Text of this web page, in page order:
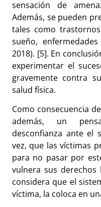
sensación de
Además, se pueden
tales como
sueño,
2018). [5]. En
experimentar el
gravemente contra
salud física.
Como consecuencia
además, un
desconfianza ante el
vez, que las víctimas
para no pasar por
vulnera sus
considera que el
víctima, la coloca en